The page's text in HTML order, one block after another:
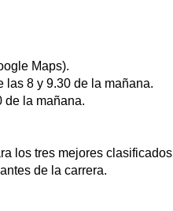
Maps).
las 8 y 9.30 de la mañana.
de la mañana.
los tres mejores
de la carrera.